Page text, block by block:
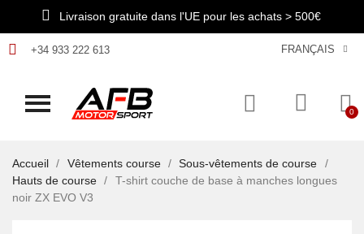
Livraison gratuite dans l'UE pour les achats > 500€
+34 933 222 613 FRANÇAIS
Accueil Vêtements course
Sous-vêtements de course
Hauts de course
T-shirt couche de base à manches longues
noir ZX EVO V3